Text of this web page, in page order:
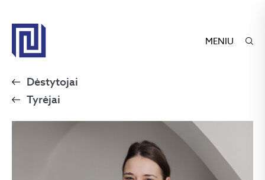
MENIU
Dėstytojai
Tyrėjai